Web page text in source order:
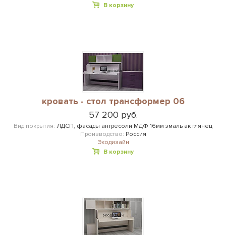
В корзину
кровать - стол трансформер 06
57 200 руб.
Вид покрытия: ЛДСП, фасады антресоли МДФ 16мм эмаль ак глянец
Производство: Россия
Экодизайн
В корзину